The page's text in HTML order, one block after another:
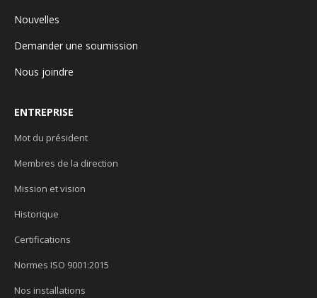
Nouvelles
Demander une soumission
Nous joindre
ENTREPRISE
Mot du président
Membres de la direction
Mission et vision
Historique
Certifications
Normes ISO 9001:2015
Nos installations